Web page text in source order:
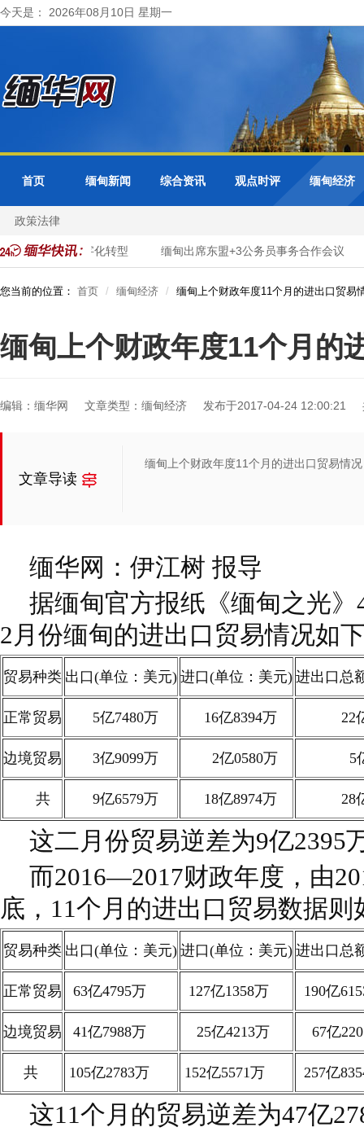
今天是： 2026年08月10日 星期一
首页 缅甸新闻 综合资讯 观点时评 缅甸经济
政策法律
进市政服务数字化转型 缅甸出席东盟+3公务员事务合作会议
您当前的位置： 首页 缅甸经济 缅甸上个财政年度11个月的进出口贸易
缅甸上个财政年度11个月的
编辑：缅华网 文章类型：缅甸经济 发布于2017-04-24 12:00:21
文章导读
缅甸上个财政年度11个月的进出口贸易情况
缅华网：伊江树 报导
据缅甸官方报纸《缅甸之光》
2月份缅甸的进出口贸易情况如
贸易种类 出口(单位：美元) 进口(单位：美元) 进出口总
正常贸易 5亿7480万 16亿8394万 22
边境贸易 3亿9099万 2亿0580万 5
共 9亿6579万 18亿8974万 28
这二月份贸易逆差为9亿2395
而2016—2017财政年度，由
底，11个月的进出口贸易数据
贸易种类 出口(单位：美元) 进口(单位：美元) 进出口总
正常贸易 63亿4795万 127亿1358万 190亿
边境贸易 41亿7988万 25亿4213万 67亿
共 105亿2783万 152亿5571万 257亿
这11个月的贸易逆差为47亿